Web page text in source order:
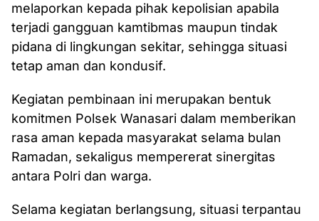
melaporkan kepada pihak kepolisian apabila
terjadi gangguan kamtibmas maupun tindak
pidana di lingkungan sekitar, sehingga situasi
tetap aman dan kondusif.
Kegiatan pembinaan ini merupakan bentuk
komitmen Polsek Wanasari dalam memberikan
rasa aman kepada masyarakat selama bulan
Ramadan, sekaligus mempererat sinergitas
antara Polri dan warga.
Selama kegiatan berlangsung, situasi terpantau